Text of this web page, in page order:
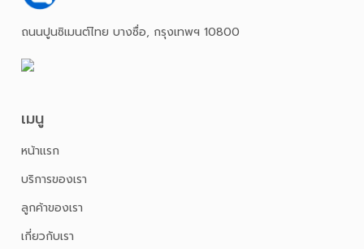
ถนนปูนซิเมนต์ไทย บางซื่อ, กรุงเทพฯ 10800
เมนู
หน้าเเรก
บริการของเรา
ลูกค้าของเรา
เกี่ยวกับเรา